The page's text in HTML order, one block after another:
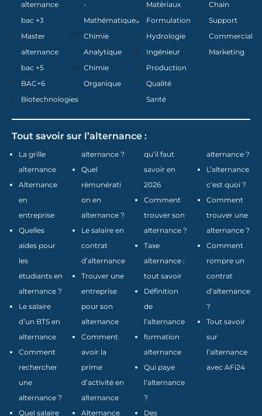
alternance
bac +3
Master
alternance
bac +5
BAC+6
Biotechnologies
-
Mathématiques
Chimie
Analytique
Chimie
Organique
Matériaux
Formulation
Hydrologie
Ingénieur
Production
Qualité
Santé
Chain
Support
Commercial
Marketing
Tout savoir sur l’alternance :
La grille
alternance
Alternance
en
entreprise
Quelles
aides pour
les
étudiants en
alternance ?
Le salaire
d’un BTS en
alternance
Comment
rechercher
une
alternance ?
Quel salaire
alternance ?
Quel
rémunérati
on en
alternance ?
Le salaire en
contrat
d’alternance
Trouver une
entreprise
pour son
alternance
Comment
avoir la
prime
d’activité en
alternance
Alternance
qu’il faut
savoir en
2026
Comment
trouver son
alternance ?
Taxe
alternance :
tout savoir
Définition
de
l’alternance
formation
alternance
Qui paye
l’alternance
?
Des
alternance ?
L’alternance
c’est quoi ?
Comment
trouver une
alternance ?
Comment
rompre un
contrat
d’alternance
?
Tout savoir
sur
l’alternance
avec AFi24